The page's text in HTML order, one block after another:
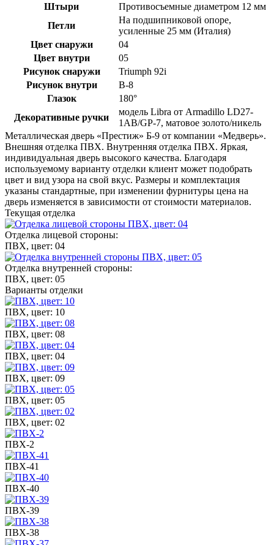
Штыри
Противосъемные диаметром 12 мм
Петли
На подшипниковой опоре,
усиленные 25 мм (Италия)
Цвет снаружи
04
Цвет внутри
05
Рисунок снаружи
Triumph 92i
Рисунок внутри
B-8
Глазок
180°
Декоративные ручки
модель Libra от Armadillo LD27-
1AB/GP-7, матовое золото/никель
Металлическая дверь «Престиж» Б-9 от компании «Медверь».
Внешняя отделка ПВХ. Внутренняя отделка ПВХ. Яркая,
индивидуальная дверь высокого качества. Благодаря
используемому варианту отделки клиент может подобрать
цвет и вид узора на свой вкус. Размеры и комплектация
указаны стандартные, при изменении фурнитуры цена на
дверь изменяется в зависимости от стоимости материалов.
Текущая отделка
Отделка лицевой стороны:
ПВХ, цвет: 04
Отделка внутренней стороны:
ПВХ, цвет: 05
Варианты отделки
ПВХ, цвет: 10
ПВХ, цвет: 08
ПВХ, цвет: 04
ПВХ, цвет: 09
ПВХ, цвет: 05
ПВХ, цвет: 02
ПВХ-2
ПВХ-41
ПВХ-40
ПВХ-39
ПВХ-38